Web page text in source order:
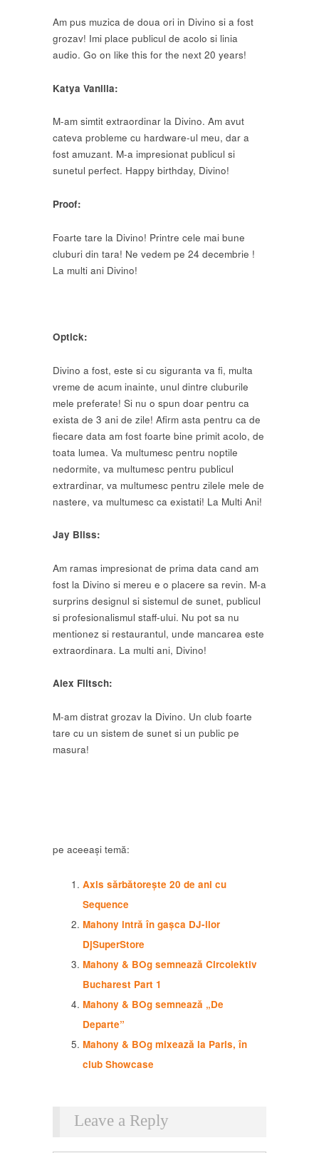
Am pus muzica de doua ori in Divino si a fost
grozav! Imi place publicul de acolo si linia
audio. Go on like this for the next 20 years!
Katya Vanilla:
M-am simtit extraordinar la Divino. Am avut
cateva probleme cu hardware-ul meu, dar a
fost amuzant. M-a impresionat publicul si
sunetul perfect. Happy birthday, Divino!
Proof:
Foarte tare la Divino! Printre cele mai bune
cluburi din tara! Ne vedem pe 24 decembrie !
La multi ani Divino!
Optick:
Divino a fost, este si cu siguranta va fi, multa
vreme de acum inainte, unul dintre cluburile
mele preferate! Si nu o spun doar pentru ca
exista de 3 ani de zile! Afirm asta pentru ca de
fiecare data am fost foarte bine primit acolo, de
toata lumea. Va multumesc pentru noptile
nedormite, va multumesc pentru publicul
extrardinar, va multumesc pentru zilele mele de
nastere, va multumesc ca existati! La Multi Ani!
Jay Bliss:
Am ramas impresionat de prima data cand am
fost la Divino si mereu e o placere sa revin. M-a
surprins designul si sistemul de sunet, publicul
si profesionalismul staff-ului. Nu pot sa nu
mentionez si restaurantul, unde mancarea este
extraordinara. La multi ani, Divino!
Alex Flitsch:
M-am distrat grozav la Divino. Un club foarte
tare cu un sistem de sunet si un public pe
masura!
pe aceeași temă:
Axis sărbătorește 20 de ani cu
Sequence
Mahony intră în gașca DJ-ilor
DjSuperStore
Mahony & BOg semnează Circolektiv
Bucharest Part 1
Mahony & BOg semnează „De
Departe”
Mahony & BOg mixează la Paris, în
club Showcase
Leave a Reply